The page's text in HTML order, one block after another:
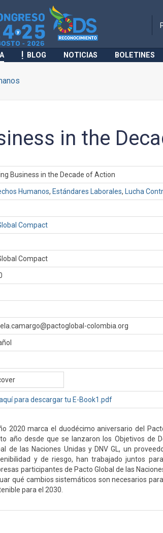
BLOG NOTICIAS BOLETINES
in the
Business in the Decade of Action
Humanos, Estándares Laborales, Lucha
Compact
Compact
colombia.org
para descargar tu E-Book1.pdf
2020 marca el duodécimo aniversario del
año desde que se lanzaron los Objetivos de
de las Naciones Unidas y DNV GL, un
y de riesgo, han trabajado juntos
participantes de Pacto Global de las
qué cambios sistemáticos son necesarios
para el 2030.